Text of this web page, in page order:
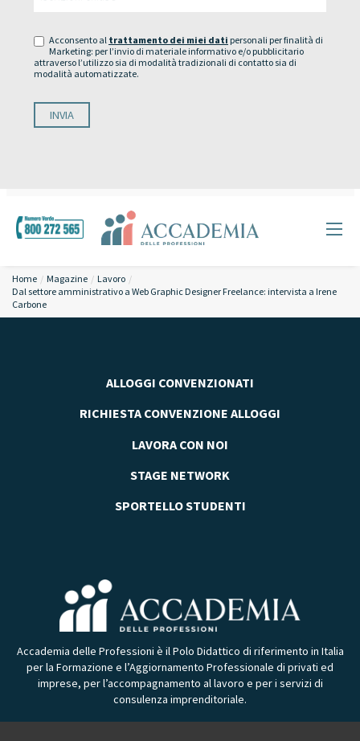
Home Magazine
Lavoro
Dal settore amministrativo a Web Graphic Designer Freelance: intervista a Irene
Carbone
Acconsento al trattamento dei miei dati personali per finalità di
Marketing: per l’invio di materiale informativo e/o pubblicitario
attraverso l’utilizzo sia di modalità tradizionali di contatto sia di
modalità automatizzate.
ALLOGGI CONVENZIONATI
RICHIESTA CONVENZIONE ALLOGGI
LAVORA CON NOI
STAGE NETWORK
SPORTELLO STUDENTI
Accademia delle Professioni è il Polo Didattico di riferimento in Italia
per la Formazione e l’Aggiornamento Professionale di privati ed
imprese, per l’accompagnamento al lavoro e per i servizi di
consulenza imprenditoriale.